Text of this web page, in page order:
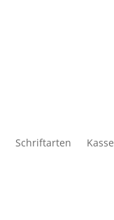
Schriftarten Kasse